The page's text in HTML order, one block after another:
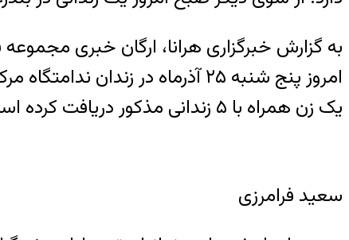
به گزارش خبرگزاری هرانا، ارگان خبری
یک زن همراه با ۵ زندانی مذکور دریافت کرده است که صحت ادعا کماکان در حال بررسی است.
سعید فرامرزی